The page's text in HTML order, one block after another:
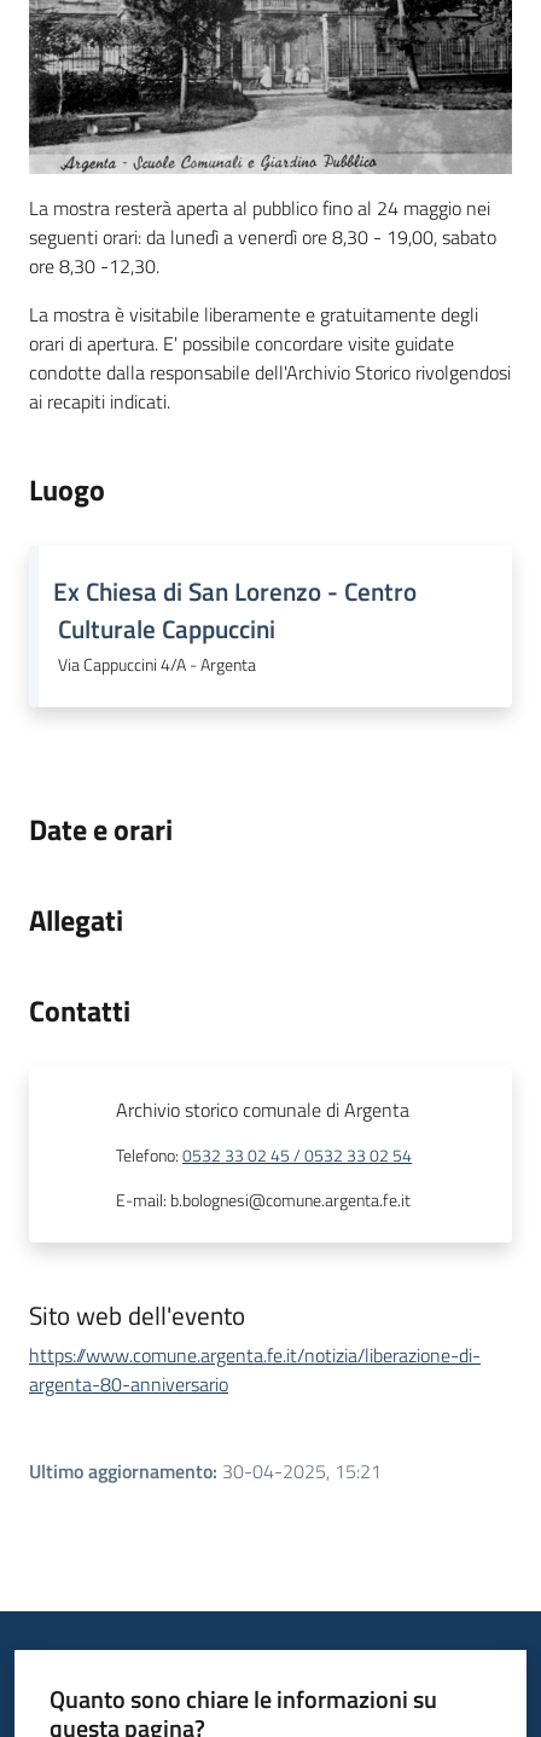
La mostra resterà aperta al pubblico fino al 24 maggio nei
seguenti orari: da lunedì a venerdì ore 8,30 - 19,00, sabato
ore 8,30 -12,30.
La mostra è visitabile liberamente e gratuitamente degli
orari di apertura. E' possibile concordare visite guidate
condotte dalla responsabile dell'Archivio Storico rivolgendosi
ai recapiti indicati.
Luogo
Ex Chiesa di San Lorenzo - Centro
Culturale Cappuccini
Via Cappuccini 4/A - Argenta
Date e orari
Allegati
Contatti
Archivio storico comunale di Argenta
Telefono:0532 33 02 45 / 0532 33 02 54
E-mail: b.bolognesi@comune.argenta.fe.it
Sito web dell'evento
https://www.comune.argenta.fe.it/notizia/liberazione-di-
argenta-80-anniversario
Ultimo aggiornamento: 30-04-2025, 15:21
Quanto sono chiare le informazioni su
questa pagina?